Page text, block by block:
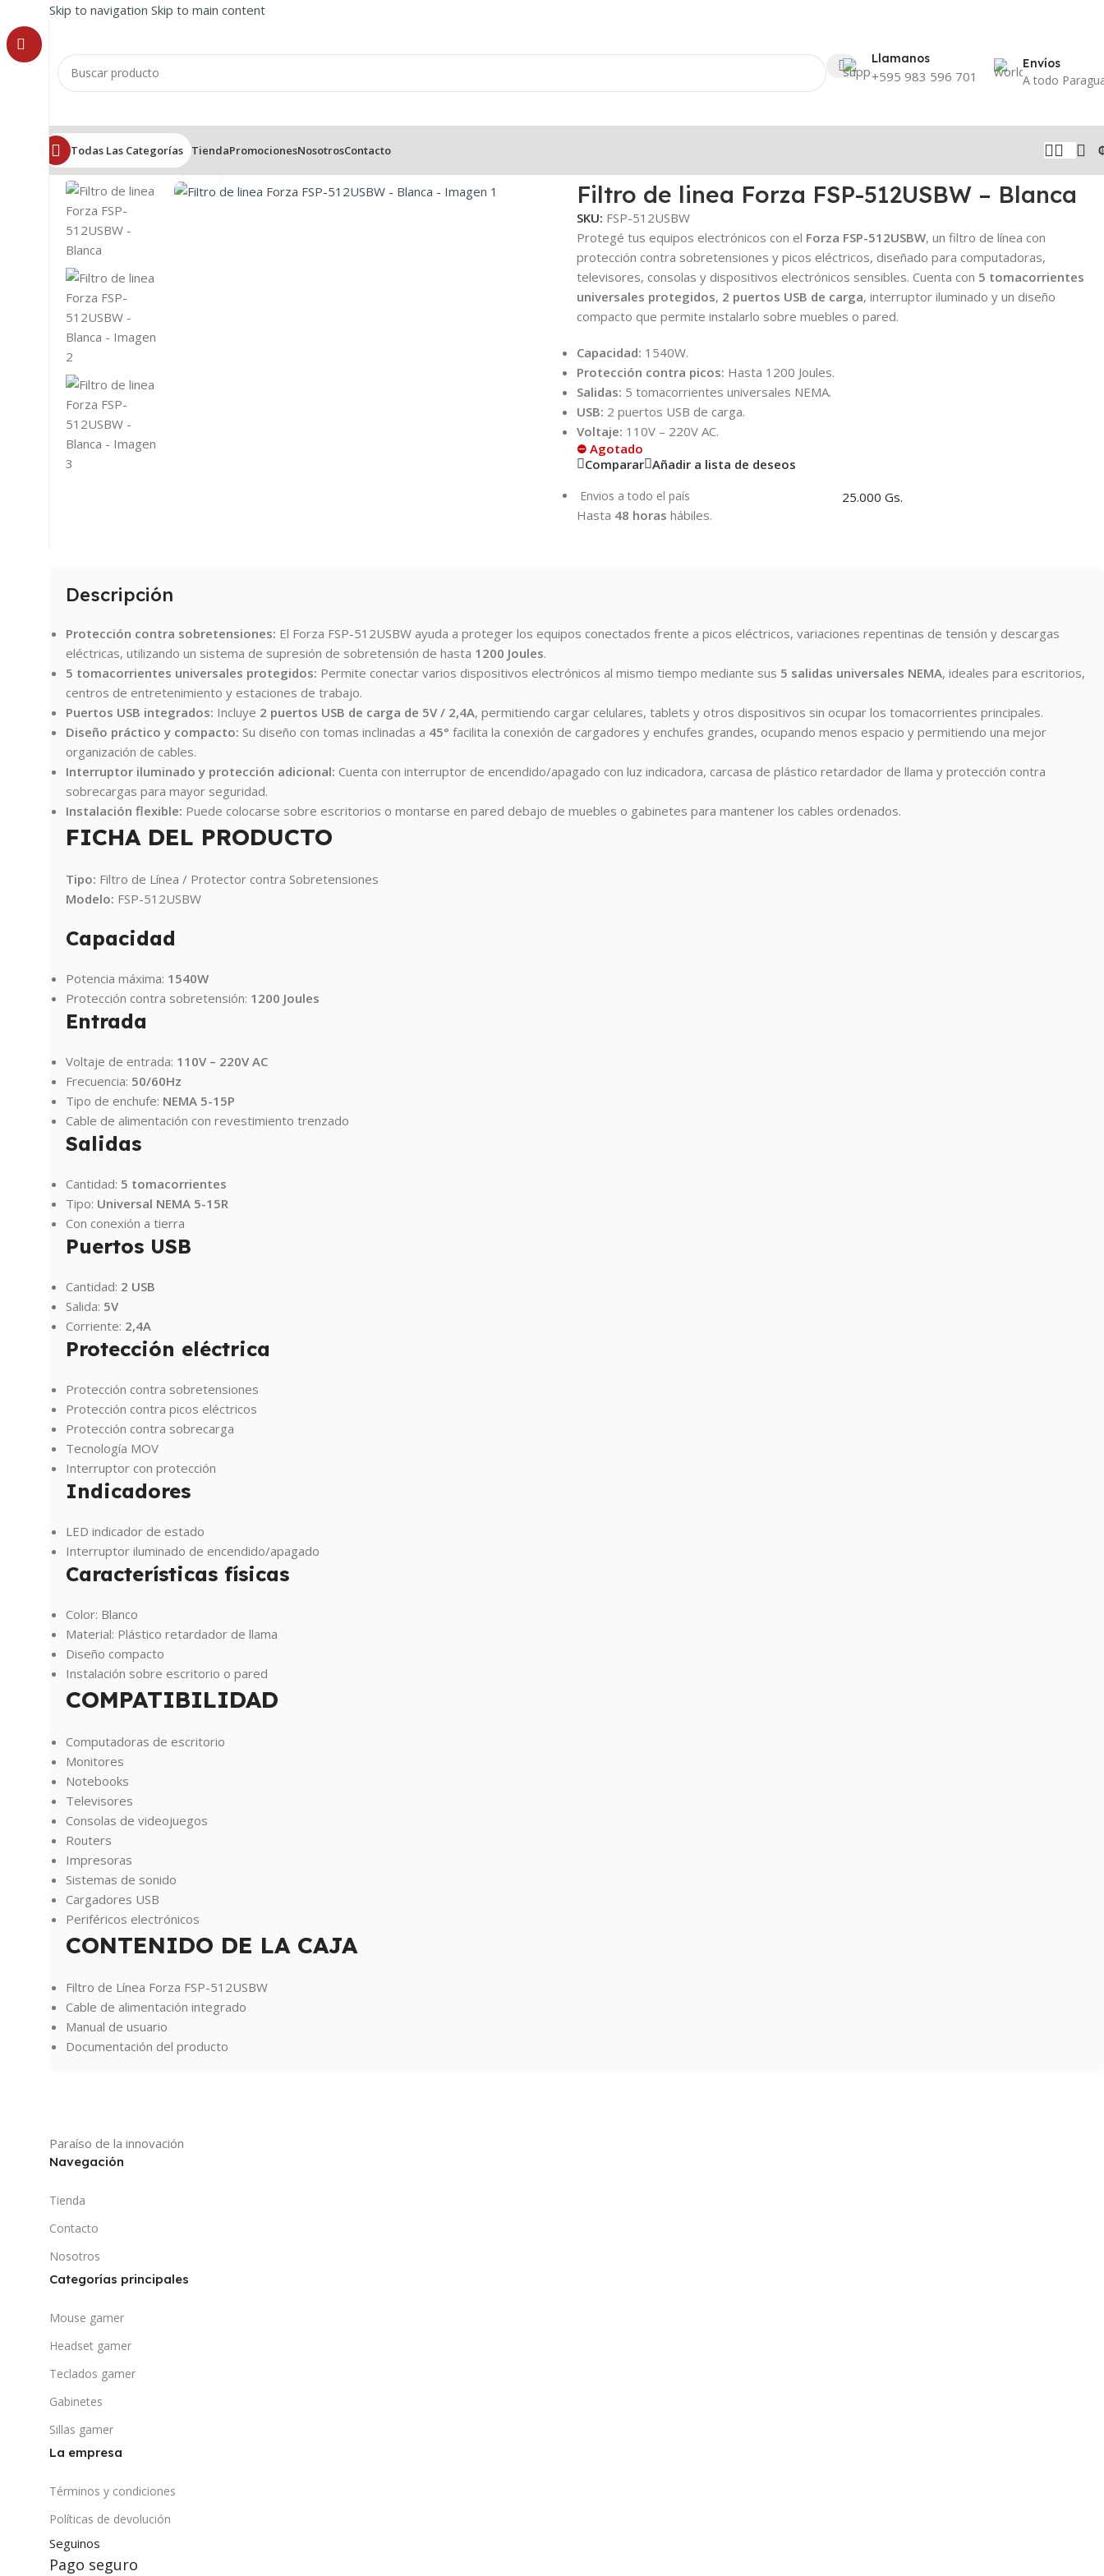
Skip to navigation Skip to main content
Llamanos
+595 983 596 701
Envíos
A todo
Todas Las Categorías TiendaPromocionesNosotrosContacto
Inicio/Tomacorrientes
Filtro de linea Forza FSP-512USBW – Blanca
SKU: FSP-512USBW
Protegé tus equipos electrónicos con el Forza FSP-512USBW, un filtro de línea con
protección contra sobretensiones y picos eléctricos, diseñado para computadoras,
televisores, consolas y dispositivos electrónicos sensibles. Cuenta con 5 tomacorrientes
universales protegidos, 2 puertos USB de carga, interruptor iluminado y un diseño
compacto que permite instalarlo sobre muebles o pared.
Capacidad: 1540W.
Protección contra picos: Hasta 1200 Joules.
Salidas: 5 tomacorrientes universales NEMA.
USB: 2 puertos USB de carga.
Voltaje: 110V – 220V AC.
⛔ Agotado
Comparar Añadir a lista de deseos
Envios a todo el país
Hasta 48 horas hábiles.
25.000 Gs.
Descripción
Protección contra sobretensiones: El Forza FSP-512USBW ayuda a proteger los equipos conectados frente a picos eléctricos, variaciones repentinas de tensión y descargas
eléctricas, utilizando un sistema de supresión de sobretensión de hasta 1200 Joules.
5 tomacorrientes universales protegidos: Permite conectar varios dispositivos electrónicos al mismo tiempo mediante sus 5 salidas universales NEMA, ideales para escritorios,
centros de entretenimiento y estaciones de trabajo.
Puertos USB integrados: Incluye 2 puertos USB de carga de 5V / 2,4A, permitiendo cargar celulares, tablets y otros dispositivos sin ocupar los tomacorrientes principales.
Diseño práctico y compacto: Su diseño con tomas inclinadas a 45° facilita la conexión de cargadores y enchufes grandes, ocupando menos espacio y permitiendo una mejor
organización de cables.
Interruptor iluminado y protección adicional: Cuenta con interruptor de encendido/apagado con luz indicadora, carcasa de plástico retardador de llama y protección contra
sobrecargas para mayor seguridad.
Instalación flexible: Puede colocarse sobre escritorios o montarse en pared debajo de muebles o gabinetes para mantener los cables ordenados.
FICHA DEL PRODUCTO
Tipo: Filtro de Línea / Protector contra Sobretensiones
Modelo: FSP-512USBW
Capacidad
Potencia máxima: 1540W
Protección contra sobretensión: 1200 Joules
Entrada
Voltaje de entrada: 110V – 220V AC
Frecuencia: 50/60Hz
Tipo de enchufe: NEMA 5-15P
Cable de alimentación con revestimiento trenzado
Salidas
Cantidad: 5 tomacorrientes
Tipo: Universal NEMA 5-15R
Con conexión a tierra
Puertos USB
Cantidad: 2 USB
Salida: 5V
Corriente: 2,4A
Protección eléctrica
Protección contra sobretensiones
Protección contra picos eléctricos
Protección contra sobrecarga
Tecnología MOV
Interruptor con protección
Indicadores
LED indicador de estado
Interruptor iluminado de encendido/apagado
Características físicas
Color: Blanco
Material: Plástico retardador de llama
Diseño compacto
Instalación sobre escritorio o pared
COMPATIBILIDAD
Computadoras de escritorio
Monitores
Notebooks
Televisores
Consolas de videojuegos
Routers
Impresoras
Sistemas de sonido
Cargadores USB
Periféricos electrónicos
CONTENIDO DE LA CAJA
Filtro de Línea Forza FSP-512USBW
Cable de alimentación integrado
Manual de usuario
Documentación del producto
Paraíso de la innovación
Navegación
Tienda
Contacto
Nosotros
Categorías principales
Mouse gamer
Headset gamer
Teclados gamer
Gabinetes
Sillas gamer
La empresa
Términos y condiciones
Políticas de devolución
Seguinos
Pago seguro